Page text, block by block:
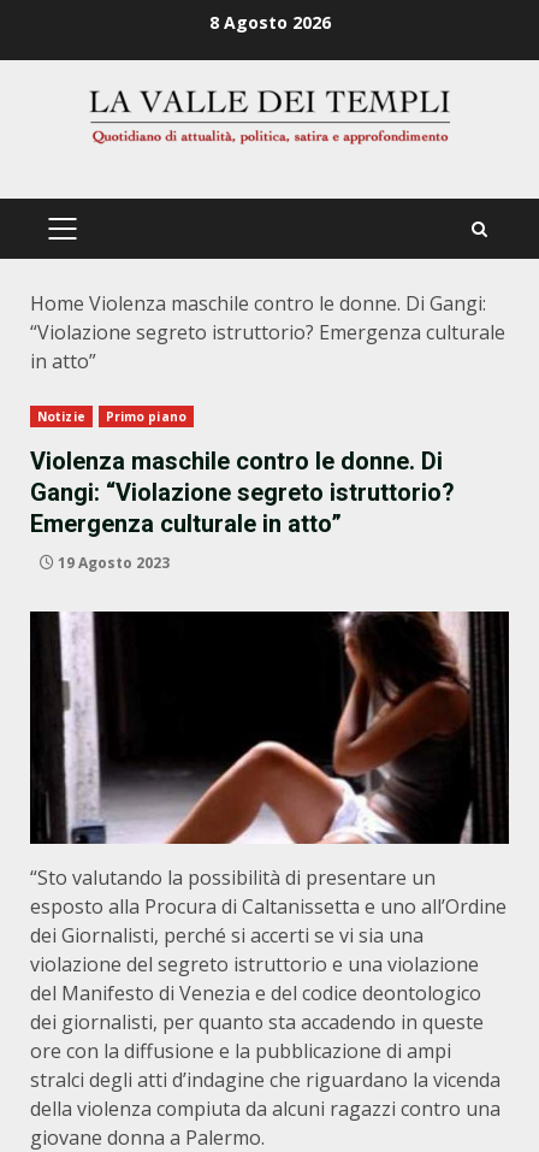
8 Agosto 2026
PRIMÄRES
Home Violenza maschile contro le donne. Di Gangi:
“Violazione segreto istruttorio? Emergenza culturale
in atto”
Notizie Primo piano
Violenza maschile contro le donne. Di
Gangi: “Violazione segreto istruttorio?
Emergenza culturale in atto”
19 Agosto 2023
“Sto valutando la possibilità di presentare un
esposto alla Procura di Caltanissetta e uno all’Ordine
dei Giornalisti, perché si accerti se vi sia una
violazione del segreto istruttorio e una violazione
del Manifesto di Venezia e del codice deontologico
dei giornalisti, per quanto sta accadendo in queste
ore con la diffusione e la pubblicazione di ampi
stralci degli atti d’indagine che riguardano la vicenda
della violenza compiuta da alcuni ragazzi contro una
giovane donna a Palermo.